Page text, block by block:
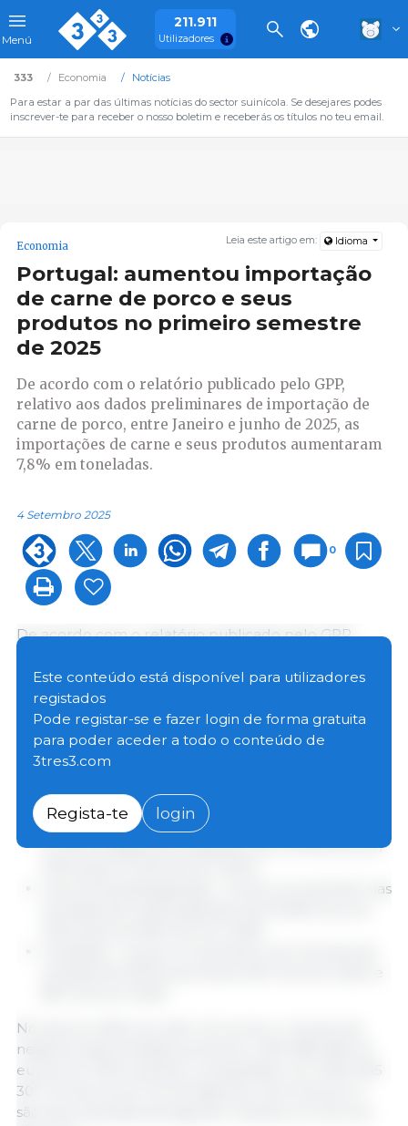
Menú
211.911
Utilizadores
333 Economia
Notícias
Para estar a par das últimas notícias do sector suinícola. Se desejares podes
inscrever-te para receber o nosso boletim e receberás os títulos no teu email.
Leia este artigo em: Idioma
Economia
Portugal: aumentou importação
de carne de porco e seus
produtos no primeiro semestre
de 2025
De acordo com o relatório publicado pelo GPP,
relativo aos dados preliminares de importação de
carne de porco, entre Janeiro e junho de 2025, as
importações de carne e seus produtos aumentaram
7,8% em toneladas.
4 Setembro 2025
0
De acordo com o relatório publicado pelo GPP,
carne de porco, entre Janeiro e junho de 2025, as
importações de carne e seus produtos aumentaram
7,8%, passando de 49 938 tons em 2024 para 53 295
tons em 2025. As entradas de carne de porco são
decompostas da seguinte maneira, em termos de
carne congelada - houve uma diminuição de 5,6
% nas entradas que passaram de 13 078 tons em
carne fresca/refrigerada - houve um aumento nas
No que se refere ao valor em euros, o volume de
negócios das entradas aumentou 3,2% (189 258 mil
euros) em 2024 quando comparadas com 2025 (195
307 mil de euros). As entradas de carne de porco
são decompostas da seguinte maneira, em termos
Este conteúdo está disponível para utilizadores
registados
Pode registar-se e fazer login de forma gratuita
para poder aceder a todo o conteúdo de
3tres3.com
Regista-te login